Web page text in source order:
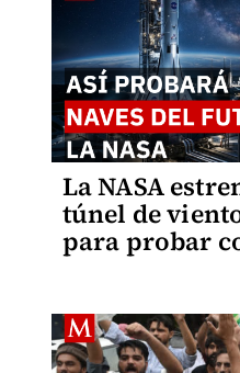
La NASA
túnel de
para probar